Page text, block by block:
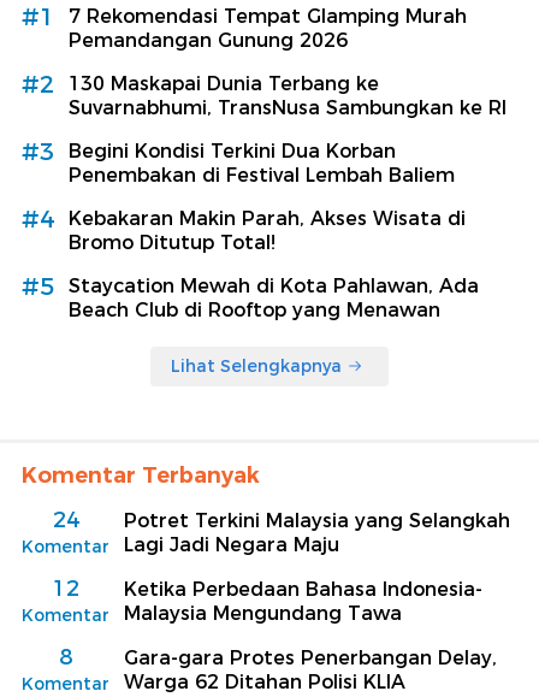
#1
7 Rekomendasi Tempat Glamping Murah
Pemandangan Gunung 2026
#2
130 Maskapai Dunia Terbang ke
Suvarnabhumi, TransNusa Sambungkan ke RI
#3
Begini Kondisi Terkini Dua Korban
Penembakan di Festival Lembah Baliem
#4
Kebakaran Makin Parah, Akses Wisata di
Bromo Ditutup Total!
#5
Staycation Mewah di Kota Pahlawan, Ada
Beach Club di Rooftop yang Menawan
Lihat Selengkapnya
Komentar Terbanyak
24
Komentar
Potret Terkini Malaysia yang Selangkah
Lagi Jadi Negara Maju
12
Komentar
Ketika Perbedaan Bahasa Indonesia-
Malaysia Mengundang Tawa
8
Komentar
Gara-gara Protes Penerbangan Delay,
Warga 62 Ditahan Polisi KLIA